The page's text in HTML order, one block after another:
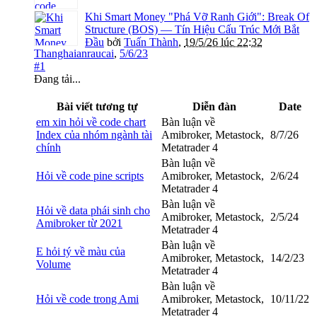
Khi Smart Money "Phá Vỡ Ranh Giới": Break Of
Structure (BOS) — Tín Hiệu Cấu Trúc Mới Bắt
Đầu bởi Tuấn Thành, 19/5/26 lúc 22:32
Thanghaianraucai, 5/6/23
#1
Đang tải...
Bài viết tương tự Diễn đàn
Date
em xin hỏi về code chart
Index của nhóm ngành tài
chính
Bàn luận về
Amibroker, Metastock,
Metatrader 4
8/7/26
Hỏi về code pine scripts
Bàn luận về
Amibroker, Metastock,
Metatrader 4
2/6/24
Hỏi về data phái sinh cho
Amibroker từ 2021
Bàn luận về
Amibroker, Metastock,
Metatrader 4
2/5/24
E hỏi tý về màu của
Volume
Bàn luận về
Amibroker, Metastock,
Metatrader 4
14/2/23
Hỏi về code trong Ami
Bàn luận về
Amibroker, Metastock,
Metatrader 4
10/11/22